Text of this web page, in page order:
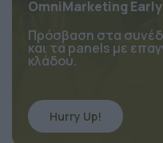
OmniMarketing Early
Πρόσβαση στα
και τα panels με
Hurry Up!